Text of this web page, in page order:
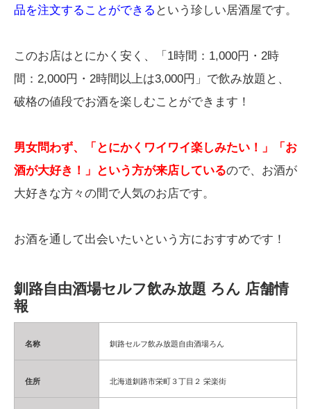
品を注文することができる という珍しい居酒屋です。
このお店はとにかく安く、「1時間：1,000円・2時
間：2,000円・2時間以上は3,000円」で飲み放題と、
破格の値段でお酒を楽しむことができます！
男女問わず、「とにかくワイワイ楽しみたい！」「お
酒が大好き！」という方が来店しているので、お酒が
大好きな方々の間で人気のお店です。
お酒を通して出会いたいという方におすすめです！
釧路自由酒場セルフ飲み放題 ろん 店舗情
報
名称 釧路セルフ飲み放題自由酒場ろん
住所 北海道釧路市栄町３丁目２ 栄楽街